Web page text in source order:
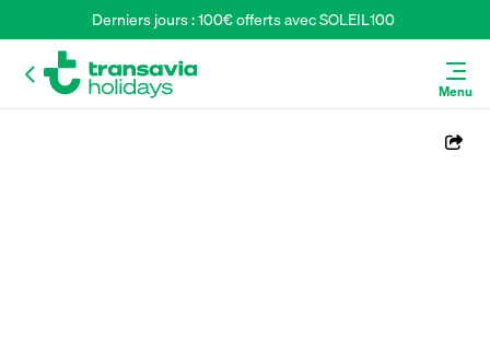
Derniers jours : 100€ offerts avec SOLEIL100
Menu